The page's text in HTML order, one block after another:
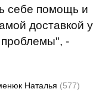
себе помощь и
доставкой у
-
Наталья (577)